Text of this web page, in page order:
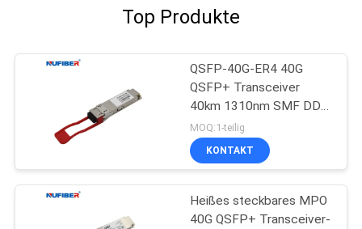
Top Produkte
QSFP-40G-ER4 40G
QSFP+ Transceiver
40km 1310nm SMF DDM
FCC genehmigte
MOQ:1-teilig
KONTAKT
Heißes steckbares MPO
40G QSFP+ Transceiver-